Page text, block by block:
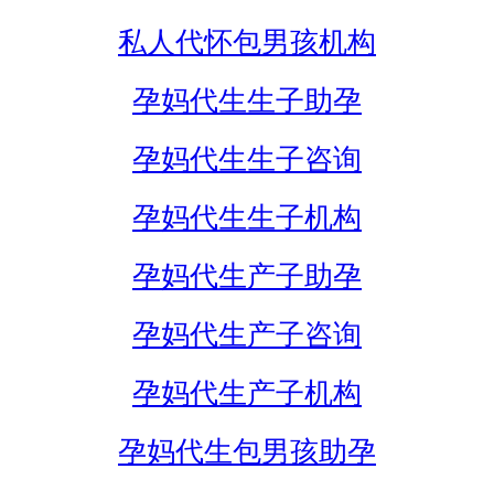
私人代怀包男孩机构
孕妈代生生子助孕
孕妈代生生子咨询
孕妈代生生子机构
孕妈代生产子助孕
孕妈代生产子咨询
孕妈代生产子机构
孕妈代生包男孩助孕